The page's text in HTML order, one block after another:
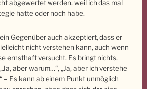
abgewertet werden, weil ich das mal
hatte oder noch habe.
Gegenüber auch akzeptiert, dass er
nicht verstehen kann, auch wenn
ernsthaft versucht. Es bringt nichts,
aber warum…“, „Ja, aber ich verstehe
– Es kann ab einem Punkt unmöglich